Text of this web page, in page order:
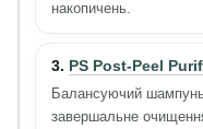
накопичень.
3. PS Post-Peel
Балансуючий шампунь
завершальне